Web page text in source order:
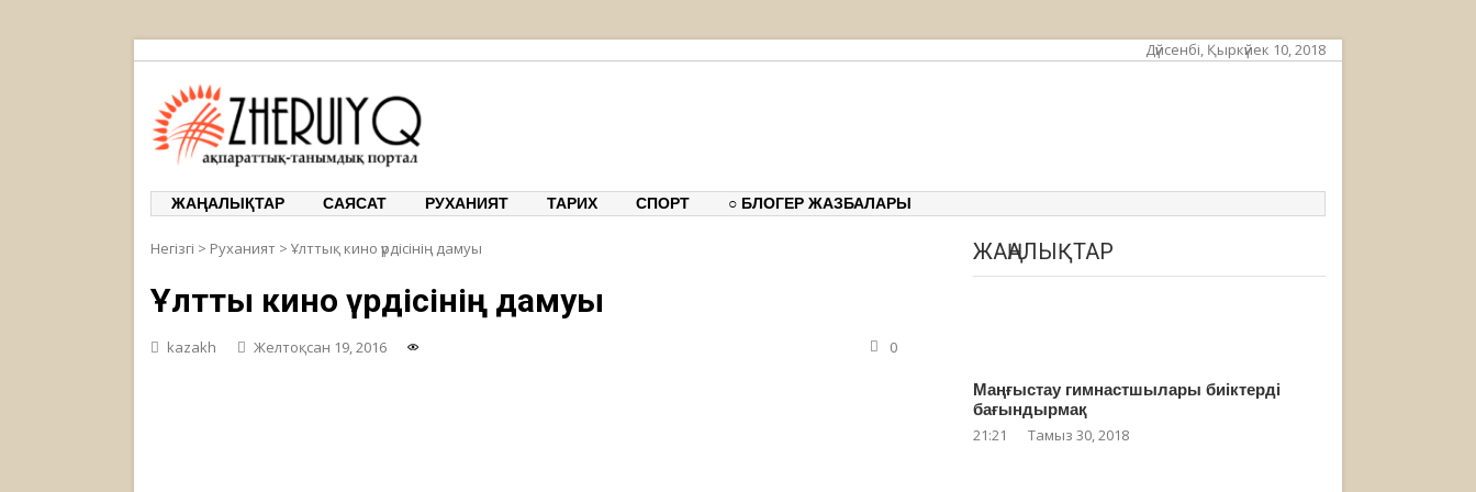
Дүйсенбі, Қыркүйек 10, 2018
ЖАҢАЛЫҚТАР САЯСАТ РУХАНИЯТ ТАРИХ СПОРТ ○ БЛОГЕР ЖАЗБАЛАРЫ
Негізгі > Руханият > Ұлттық кино үрдісінің дамуы
Ұлттық кино үрдісінің дамуы
kazakh Желтоқсан 19, 2016 0
ЖАҢАЛЫҚТАР
Маңғыстау гимнастшылары биіктерді
бағындырмақ
21:21 Тамыз 30, 2018